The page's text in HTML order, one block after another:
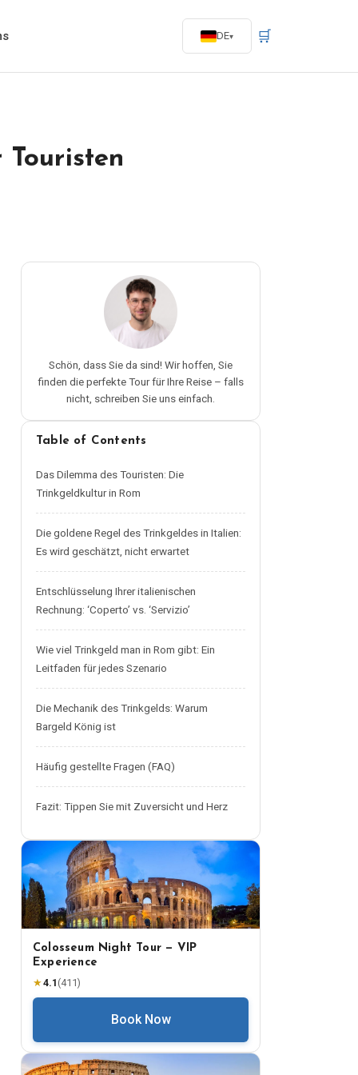
DE 🛒
Schön, dass Sie da sind! Wir hoffen, Sie
finden die perfekte Tour für Ihre Reise – falls
nicht, schreiben Sie uns einfach.
Table of Contents
Das Dilemma des Touristen: Die
Trinkgeldkultur in Rom
Die goldene Regel des Trinkgeldes in Italien:
Es wird geschätzt, nicht erwartet
Entschlüsselung Ihrer italienischen
Rechnung: ‘Coperto’ vs. ‘Servizio’
Wie viel Trinkgeld man in Rom gibt: Ein
Leitfaden für jedes Szenario
Die Mechanik des Trinkgelds: Warum
Bargeld König ist
Häufig gestellte Fragen (FAQ)
Fazit: Tippen Sie mit Zuversicht und Herz
Colosseum Night Tour — VIP
Experience
★4.1 (411)
Book Now